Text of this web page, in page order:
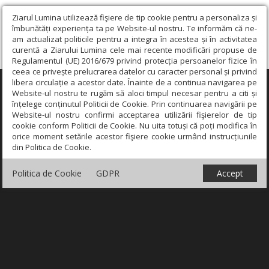
Ziarul Lumina utilizează fişiere de tip cookie pentru a personaliza și
îmbunătăți experiența ta pe Website-ul nostru. Te informăm că ne-
am actualizat politicile pentru a integra în acestea și în activitatea
curentă a Ziarului Lumina cele mai recente modificări propuse de
Regulamentul (UE) 2016/679 privind protecția persoanelor fizice în
ceea ce privește prelucrarea datelor cu caracter personal și privind
libera circulație a acestor date. Înainte de a continua navigarea pe
Website-ul nostru te rugăm să aloci timpul necesar pentru a citi și
înțelege conținutul Politicii de Cookie. Prin continuarea navigării pe
Website-ul nostru confirmi acceptarea utilizării fişierelor de tip
cookie conform Politicii de Cookie. Nu uita totuși că poți modifica în
orice moment setările acestor fişiere cookie urmând instrucțiunile
din Politica de Cookie.
Politica de Cookie GDPR Accept
×